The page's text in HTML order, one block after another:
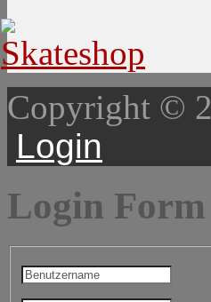
Copyright ©
Login
Login Form